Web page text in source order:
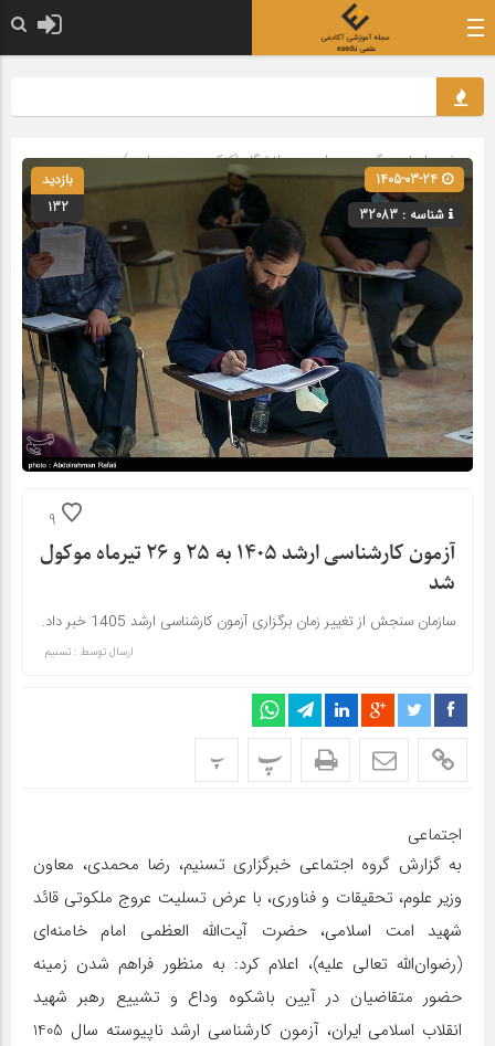
صفحه اصلی» گروه »مدارس و دانشگاه (کنکور و حوزه علمیه)
شناسه : 32083
بازدید
132
9
آزمون کارشناسی ارشد 1405 به 25 و 26 تیرماه موکول
شد
سازمان سنجش از تغییر زمان برگزاری آزمون کارشناسی ارشد 1405 خبر داد.
ارسال توسط : تسنیم
پ پ
اجتماعی
به گزارش گروه اجتماعی خبرگزاری تسنیم، رضا محمدی، معاون
وزیر علوم، تحقیقات و فناوری، با عرض تسلیت عروج ملکوتی قائد
شهید امت اسلامی، حضرت آیت‌الله العظمی امام خامنه‌ای
(رضوان‌الله تعالی علیه)، اعلام کرد: به منظور فراهم شدن زمینه
حضور متقاضیان در آیین باشکوه وداع و تشییع رهبر شهید
انقلاب اسلامی ایران، آزمون کارشناسی ارشد ناپیوسته سال 1405